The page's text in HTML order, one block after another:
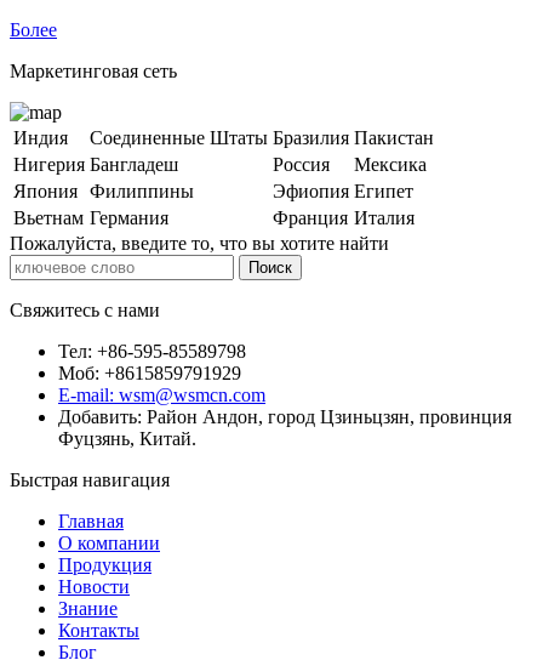
Более
Маркетинговая сеть
Индия Соединенные Штаты Бразилия Пакистан
Нигерия Бангладеш Россия
Мексика
Япония Филиппины Эфиопия Египет
Вьетнам Германия Франция Италия
Пожалуйста, введите то, что вы хотите найти
Свяжитесь с нами
Тел: +86-595-85589798
Моб: +8615859791929
E-mail: wsm@wsmcn.com
Добавить: Район Андон, город Цзиньцзян, провинция
Фуцзянь, Китай.
Быстрая навигация
Главная
О компании
Продукция
Новости
Знание
Контакты
Блог